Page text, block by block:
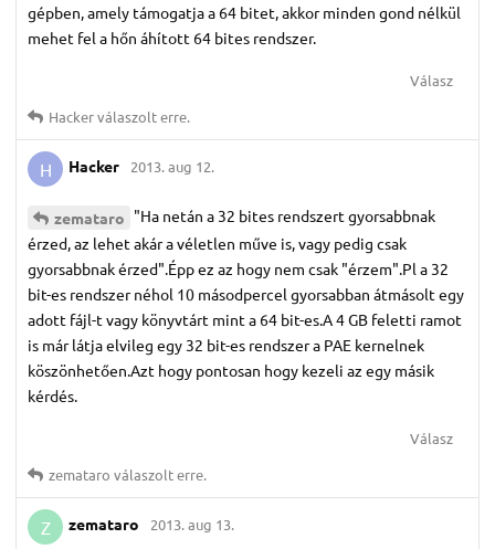
gépben, amely támogatja a 64 bitet, akkor minden gond nélkül
mehet fel a hőn áhított 64 bites rendszer.
Válasz
Hackerválaszolt erre.
H Hacker 2013. aug 12.
zemataro "Ha netán a 32 bites rendszert gyorsabbnak
érzed, az lehet akár a véletlen műve is, vagy pedig csak
gyorsabbnak érzed".Épp ez az hogy nem csak "érzem".Pl a 32
bit-es rendszer néhol 10 másodpercel gyorsabban átmásolt egy
adott fájl-t vagy könyvtárt mint a 64 bit-es.A 4 GB feletti ramot
is már látja elvileg egy 32 bit-es rendszer a PAE kernelnek
köszönhetően.Azt hogy pontosan hogy kezeli az egy másik
kérdés.
Válasz
zemataro válaszolt erre.
Z zemataro 2013. aug 13.